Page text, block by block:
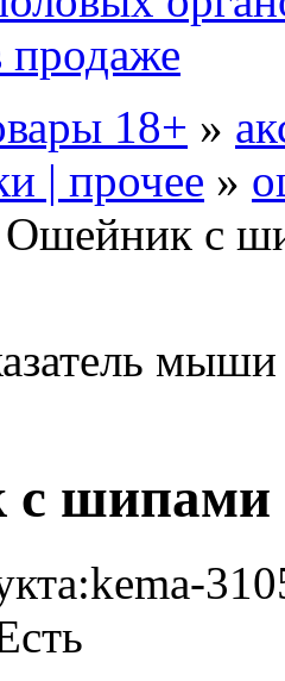
продаже
18+ »
| прочее »
Ошейник с
kema-